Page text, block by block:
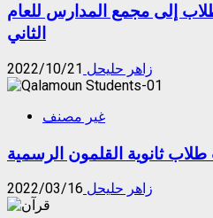
إلى مجمع المدارس للعام
الثاني
زاهر حليحل 2022/10/21
غير مصنف
ثانوية القلمون الرسمية
زاهر حليحل 2022/03/16